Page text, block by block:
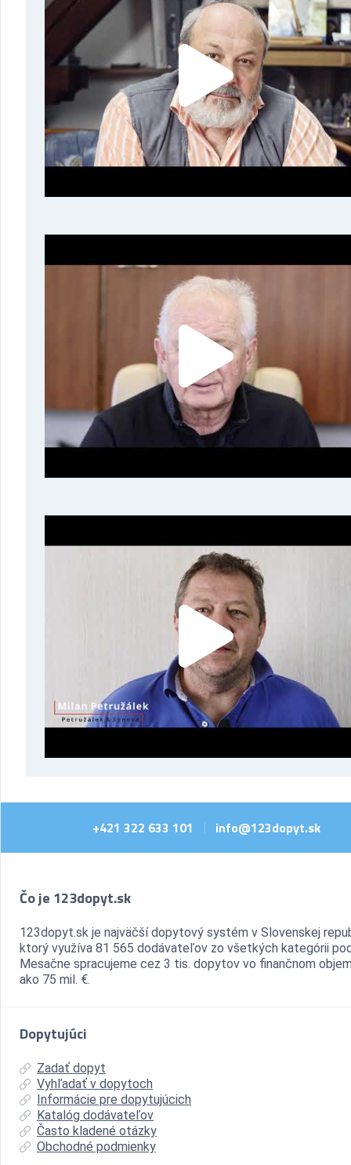
+421 322 633 101 info@123dopyt.sk
Čo je 123dopyt.sk
123dopyt.sk je najväčší dopytový systém v Slovenskej
ktorý využíva 81 565 dodávateľov zo všetkých kategórii
Mesačne spracujeme cez 3 tis. dopytov vo finančnom
ako 75 mil. €.
Dopytujúci
Zadať dopyt
Vyhľadať v dopytoch
Informácie pre dopytujúcich
Katalóg dodávateľov
Často kladené otázky
Obchodné podmienky